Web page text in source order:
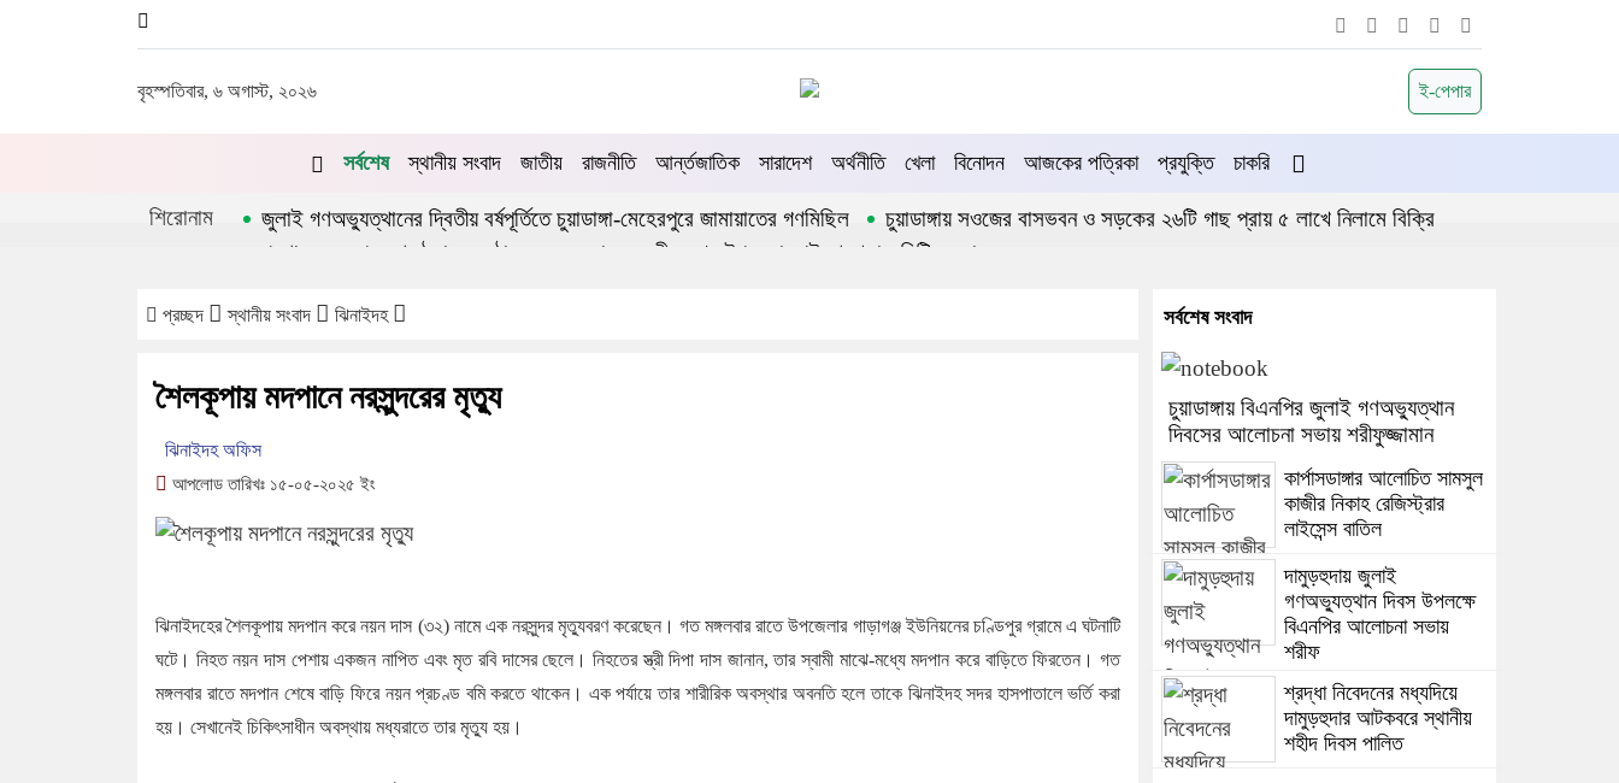
বৃহস্পতিবার, ৬ অগাস্ট, ২০২৬ ই-পেপার
সর্বশেষ স্থানীয় সংবাদ জাতীয় রাজনীতি আর্ন্তজাতিক সারাদেশ অর্থনীতি খেলা বিনোদন আজকের পত্রিকা প্রযুক্তি চাকরি
শিরোনাম জুলাই গণঅভ্যুত্থানের দ্বিতীয় বর্ষপূর্তিতে চুয়াডাঙ্গা-মেহেরপুরে জামায়াতের গণমিছিল
চুয়াডাঙ্গায় সওজের বাসভবন ও সড়কের ২৬টি গাছ প্রায় ৫ লাখে নিলামে বিক্রি
প্রশাসনে অনুপ্রবেশ ঠেকাতে কঠোর হচ্ছে সরকার
জীবননগর উপজেলা আইনশৃঙ্খলা কমিটির সভা
প্রচ্ছদ স্থানীয় সংবাদ ঝিনাইদহ
শৈলকূপায় মদপানে নরসুন্দরের মৃত্যু
ঝিনাইদহ অফিস
আপলোড তারিখঃ ১৫-০৫-২০২৫ ইং
ঝিনাইদহের শৈলকূপায় মদপান করে নয়ন দাস (৩২) নামে এক নরসুন্দর মৃত্যুবরণ করেছেন। গত মঙ্গলবার রাতে উপজেলার গাড়াগঞ্জ ইউনিয়নের চণ্ডিপুর গ্রামে এ ঘটনাটি
ঘটে। নিহত নয়ন দাস পেশায় একজন নাপিত এবং মৃত রবি দাসের ছেলে। নিহতের স্ত্রী দিপা দাস জানান, তার স্বামী মাঝে-মধ্যে মদপান করে বাড়িতে ফিরতেন। গত
মঙ্গলবার রাতে মদপান শেষে বাড়ি ফিরে নয়ন প্রচণ্ড বমি করতে থাকেন। এক পর্যায়ে তার শারীরিক অবস্থার অবনতি হলে তাকে ঝিনাইদহ সদর হাসপাতালে ভর্তি করা
হয়। সেখানেই চিকিৎসাধীন অবস্থায় মধ্যরাতে তার মৃত্যু হয়।
সর্বশেষ সংবাদ
চুয়াডাঙ্গায় বিএনপির জুলাই গণঅভ্যুত্থান
দিবসের আলোচনা সভায় শরীফুজ্জামান
কার্পাসডাঙ্গার আলোচিত সামসুল
কাজীর নিকাহ রেজিস্ট্রার
লাইসেন্স বাতিল
দামুড়হুদায় জুলাই
গণঅভ্যুত্থান দিবস উপলক্ষে
বিএনপির আলোচনা সভায়
শরীফ
শ্রদ্ধা নিবেদনের মধ্যদিয়ে
দামুড়হুদার আটকবরে স্থানীয়
শহীদ দিবস পালিত